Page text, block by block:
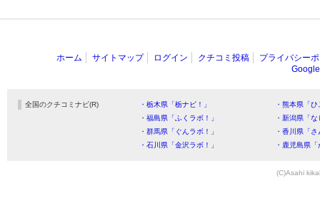
ホーム サイトマップ ログイン クチコミ投稿
プライバシー
全国のクチコミナビ(R) ・栃木県「栃ナビ！」
・熊本県「
・福島県「ふくラボ！」
・新潟県「
・群馬県「ぐんラボ！」
・香川県「
・石川県「金沢ラボ！」
・鹿児島県
(C)Asahi